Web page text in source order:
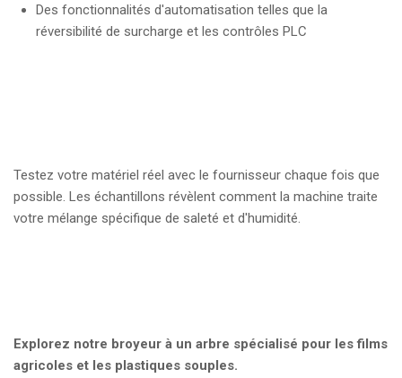
Des fonctionnalités d'automatisation telles que la
réversibilité de surcharge et les contrôles PLC
Testez votre matériel réel avec le fournisseur chaque fois que
possible. Les échantillons révèlent comment la machine traite
votre mélange spécifique de saleté et d'humidité.
Explorez notre broyeur à un arbre spécialisé pour les films
agricoles et les plastiques souples.